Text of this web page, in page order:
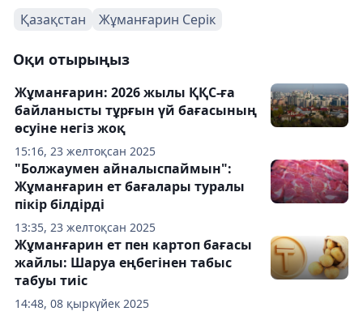
Қазақстан Жұманғарин Серік
Оқи отырыңыз
15:16, 23 желтоқсан 2025
Жұманғарин: 2026 жылы ҚҚС-ға
байланысты тұрғын үй бағасының
өсуіне негіз жоқ
13:35, 23 желтоқсан 2025
"Болжаумен айналыспаймын":
Жұманғарин ет бағалары туралы
пікір білдірді
14:48, 08 қыркүйек 2025
Жұманғарин ет пен картоп бағасы
жайлы: Шаруа еңбегінен табыс
табуы тиіс